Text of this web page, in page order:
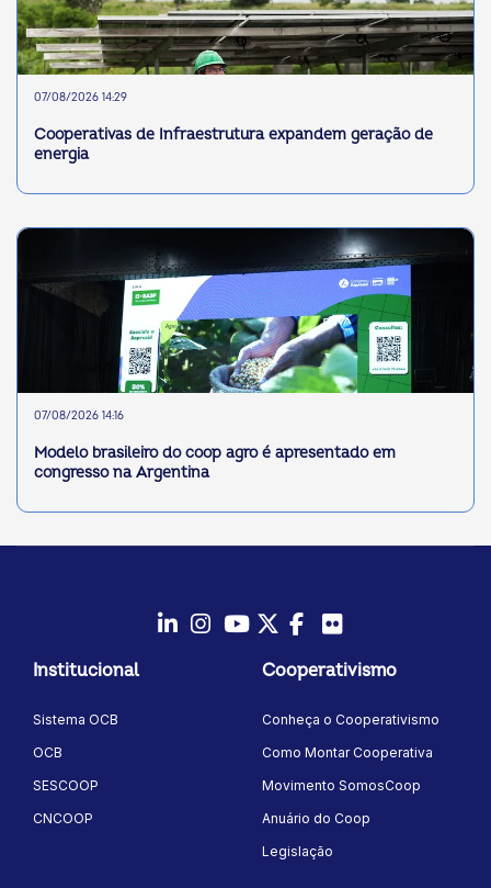
07/08/2026 14:29
Cooperativas de Infraestrutura expandem geração de
energia
07/08/2026 14:16
Modelo brasileiro do coop agro é apresentado em
congresso na Argentina
Instagram
YoutubeTwitter/X
Facebook
Institucional
Sistema OCB
OCB
SESCOOP
CNCOOP
Cooperativismo
Conheça o Cooperativismo
Como Montar Cooperativa
Movimento SomosCoop
Anuário do Coop
Legislação